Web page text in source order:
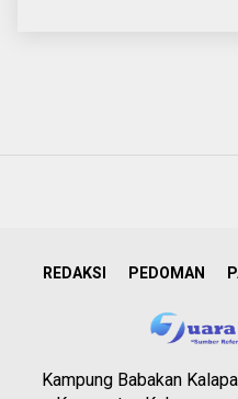
REDAKSI PEDOMAN
Kampung Babakan